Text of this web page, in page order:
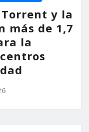
y la
más de 1,7
la